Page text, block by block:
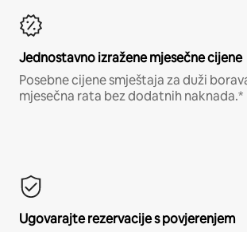
Jednostavno izražene mjesečne cijene
Posebne cijene smještaja za duži
mjesečna rata bez dodatnih naknada.*
Ugovarajte rezervacije s povjerenjem